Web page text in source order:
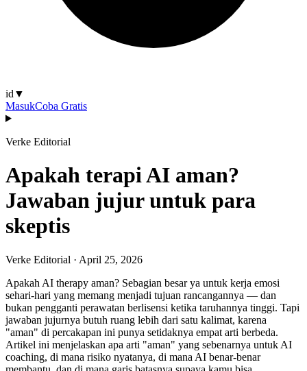
id ▼
MasukCoba Gratis
Verke Editorial
Apakah terapi AI aman?
Jawaban jujur untuk para
skeptis
Verke Editorial · April 25, 2026
Apakah AI therapy aman? Sebagian besar ya untuk kerja emosi
sehari-hari yang memang menjadi tujuan rancangannya — dan
bukan pengganti perawatan berlisensi ketika taruhannya tinggi. Tapi
jawaban jujurnya butuh ruang lebih dari satu kalimat, karena
"aman" di percakapan ini punya setidaknya empat arti berbeda.
Artikel ini menjelaskan apa arti "aman" yang sebenarnya untuk AI
coaching, di mana risiko nyatanya, di mana AI benar-benar